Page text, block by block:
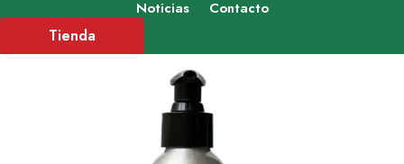
Noticias
Contacto
Tienda